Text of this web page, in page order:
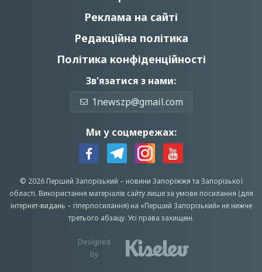
Реклама на сайті
Редакційна політика
Політика конфіденційності
Зв'язатися з нами:
1newszp@gmail.com
Ми у соцмережах:
© 2026 Перший Запорізький – новини Запоріжжята Запорізької
області. Використання матеріалів сайту лише за умови посилання (для
інтернет-видань – гіперпосилання) на «Перший Запорiзький» не нижче
третього абзацу. Усi права захищенi.
Designed
by